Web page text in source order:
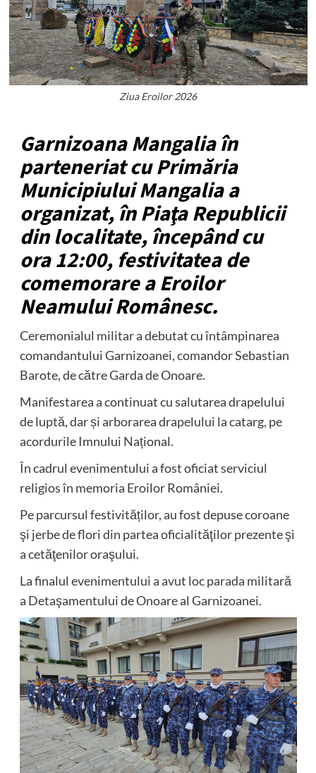
Ziua Eroilor 2026
Garnizoana Mangalia în
parteneriat cu Primăria
Municipiului Mangalia a
organizat, în Piaţa Republicii
din localitate, începând cu
ora 12:00, festivitatea de
comemorare a Eroilor
Neamului Românesc.
Ceremonialul militar a debutat cu întâmpinarea
comandantului Garnizoanei, comandor Sebastian
Barote, de către Garda de Onoare.
Manifestarea a continuat cu salutarea drapelului
de luptă, dar și arborarea drapelului la catarg, pe
acordurile Imnului Național.
În cadrul evenimentului a fost oficiat serviciul
religios în memoria Eroilor României.
Pe parcursul festivităților, au fost depuse coroane
şi jerbe de flori din partea oficialităţilor prezente şi
a cetăţenilor oraşului.
La finalul evenimentului a avut loc parada militară
a Detaşamentului de Onoare al Garnizoanei.